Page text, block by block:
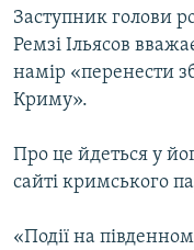
Усі сайти RFE/RL
Заступник голови
Ремзі Ільясов
намір «перенести
Криму».
Про це йдеться у
сайті кримського
«Події на